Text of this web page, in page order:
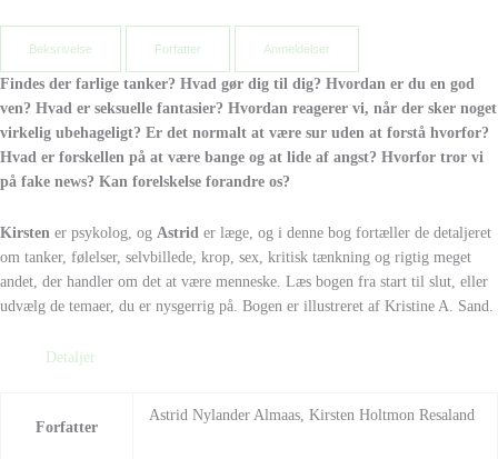
Beksrivelse Forfatter Anmeldelser
Findes der farlige tanker? Hvad gør dig til dig? Hvordan er du en god
ven? Hvad er seksuelle fantasier? Hvordan reagerer vi, når der sker noget
virkelig ubehageligt? Er det normalt at være sur uden at forstå hvorfor?
Hvad er forskellen på at være bange og at lide af angst? Hvorfor tror vi
på fake news? Kan forelskelse forandre os?
Kirsten er psykolog, og Astrid er læge, og i denne bog fortæller de detaljeret
om tanker, følelser, selvbillede, krop, sex, kritisk tænkning og rigtig meget
andet, der handler om det at være menneske. Læs bogen fra start til slut, eller
udvælg de temaer, du er nysgerrig på. Bogen er illustreret af Kristine A. Sand.
Detaljer
Forfatter
Astrid Nylander Almaas, Kirsten Holtmon Resaland